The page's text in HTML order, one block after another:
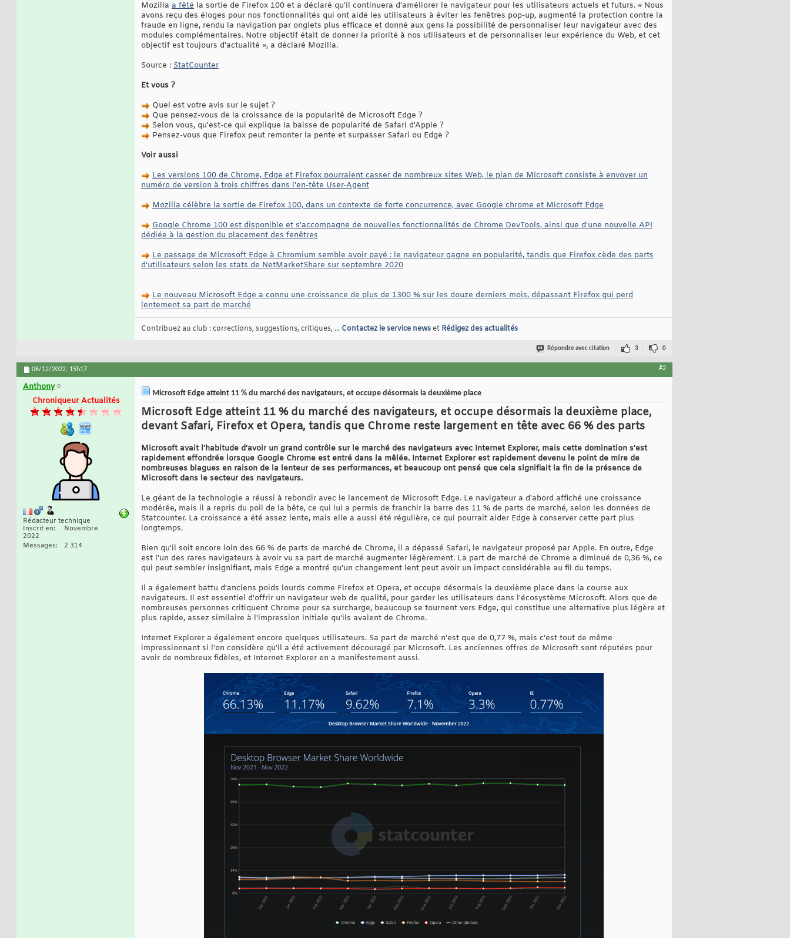
Mozilla a fêté la sortie de Firefox 100 et a déclaré qu'il continuera d'améliorer le navigateur pour les utilisateurs actuels et futurs. « Nous
avons reçu des éloges pour nos fonctionnalités qui ont aidé les utilisateurs à éviter les fenêtres pop-up, augmenté la protection contre la
fraude en ligne, rendu la navigation par onglets plus efficace et donné aux gens la possibilité de personnaliser leur navigateur avec des
modules complémentaires. Notre objectif était de donner la priorité à nos utilisateurs et de personnaliser leur expérience du Web, et cet
objectif est toujours d'actualité », a déclaré Mozilla.
Source : StatCounter
Et vous ?
Quel est votre avis sur le sujet ?
Que pensez-vous de la croissance de la popularité de Microsoft Edge ?
Selon vous, qu'est-ce qui explique la baisse de popularité de Safari d'Apple ?
Pensez-vous que Firefox peut remonter la pente et surpasser Safari ou Edge ?
Voir aussi
Les versions 100 de Chrome, Edge et Firefox pourraient casser de nombreux sites Web, le plan de Microsoft consiste à envoyer un
numéro de version à trois chiffres dans l'en-tête User-Agent
Mozilla célèbre la sortie de Firefox 100, dans un contexte de forte concurrence, avec Google chrome et Microsoft Edge
Google Chrome 100 est disponible et s'accompagne de nouvelles fonctionnalités de Chrome DevTools, ainsi que d'une nouvelle API
dédiée à la gestion du placement des fenêtres
Le passage de Microsoft Edge à Chromium semble avoir payé : le navigateur gagne en popularité, tandis que Firefox cède des parts
d'utilisateurs selon les stats de NetMarketShare sur septembre 2020
Le nouveau Microsoft Edge a connu une croissance de plus de 1300 % sur les douze derniers mois, dépassant Firefox qui perd
lentement sa part de marché
Contribuez au club : corrections, suggestions, critiques, ... Contactez le service newset Rédigez des actualités
Répondre avec citation 3 0
06/12/2022, 15h17 #2
Anthony
Chroniqueur Actualités
Rédacteur technique
Inscrit en
Novembre
2022
Messages
2 314
Microsoft Edge atteint 11 % du marché des navigateurs, et occupe désormais la deuxième place
Microsoft Edge atteint 11 % du marché des navigateurs, et occupe désormais la deuxième place,
devant Safari, Firefox et Opera, tandis que Chrome reste largement en tête avec 66 % des parts
Microsoft avait l'habitude d'avoir un grand contrôle sur le marché des navigateurs avec Internet Explorer, mais cette domination s'est
rapidement effondrée lorsque Google Chrome est entré dans la mêlée. Internet Explorer est rapidement devenu le point de mire de
nombreuses blagues en raison de la lenteur de ses performances, et beaucoup ont pensé que cela signifiait la fin de la présence de
Microsoft dans le secteur des navigateurs.
Le géant de la technologie a réussi à rebondir avec le lancement de Microsoft Edge. Le navigateur a d'abord affiché une croissance
modérée, mais il a repris du poil de la bête, ce qui lui a permis de franchir la barre des 11 % de parts de marché, selon les données de
Statcounter. La croissance a été assez lente, mais elle a aussi été régulière, ce qui pourrait aider Edge à conserver cette part plus
longtemps.
Bien qu'il soit encore loin des 66 % de parts de marché de Chrome, il a dépassé Safari, le navigateur proposé par Apple. En outre, Edge
est l'un des rares navigateurs à avoir vu sa part de marché augmenter légèrement. La part de marché de Chrome a diminué de 0,36 %, ce
qui peut sembler insignifiant, mais Edge a montré qu'un changement lent peut avoir un impact considérable au fil du temps.
Il a également battu d'anciens poids lourds comme Firefox et Opera, et occupe désormais la deuxième place dans la course aux
navigateurs. Il est essentiel d'offrir un navigateur web de qualité, pour garder les utilisateurs dans l'écosystème Microsoft. Alors que de
nombreuses personnes critiquent Chrome pour sa surcharge, beaucoup se tournent vers Edge, qui constitue une alternative plus légère et
plus rapide, assez similaire à l'impression initiale qu'ils avaient de Chrome.
Internet Explorer a également encore quelques utilisateurs. Sa part de marché n'est que de 0,77 %, mais c'est tout de même
impressionnant si l'on considère qu'il a été activement découragé par Microsoft. Les anciennes offres de Microsoft sont réputées pour
avoir de nombreux fidèles, et Internet Explorer en a manifestement aussi.